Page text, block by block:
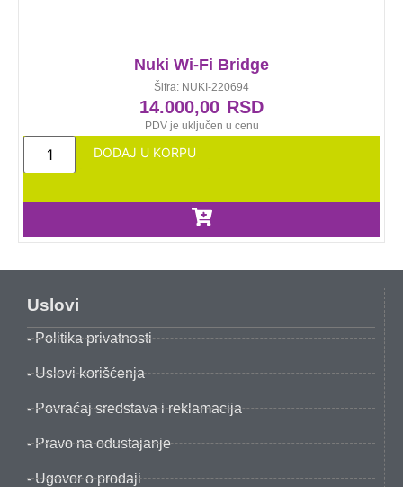
Nuki Wi-Fi Bridge
Šifra: NUKI-220694
14.000,00 RSD
PDV je uključen u cenu
DODAJ U KORPU
Uslovi
- Politika privatnosti
- Uslovi korišćenja
- Povraćaj sredstava i reklamacija
- Pravo na odustajanje
- Ugovor o prodaji